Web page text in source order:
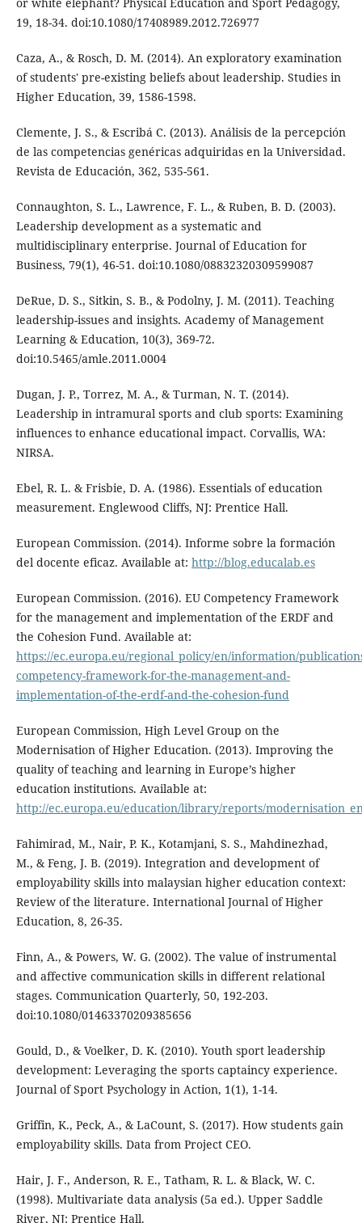
19, 18-34. doi:10.1080/17408989.2012.726977
Caza, A., & Rosch, D. M. (2014). An exploratory examination
of students' pre-existing beliefs about leadership. Studies in
Higher Education, 39, 1586-1598.
Clemente, J. S., & Escribá C. (2013). Análisis de la percepción
de las competencias genéricas adquiridas en la Universidad.
Revista de Educación, 362, 535-561.
Connaughton, S. L., Lawrence, F. L., & Ruben, B. D. (2003).
Leadership development as a systematic and
multidisciplinary enterprise. Journal of Education for
Business, 79(1), 46-51. doi:10.1080/08832320309599087
DeRue, D. S., Sitkin, S. B., & Podolny, J. M. (2011). Teaching
leadership-issues and insights. Academy of Management
Learning & Education, 10(3), 369-72.
doi:10.5465/amle.2011.0004
Dugan, J. P., Torrez, M. A., & Turman, N. T. (2014).
Leadership in intramural sports and club sports: Examining
influences to enhance educational impact. Corvallis, WA:
NIRSA.
Ebel, R. L. & Frisbie, D. A. (1986). Essentials of education
measurement. Englewood Cliffs, NJ: Prentice Hall.
European Commission. (2014). Informe sobre la formación
del docente eficaz. Available at: http://blog.educalab.es
European Commission. (2016). EU Competency Framework
for the management and implementation of the ERDF and
the Cohesion Fund. Available at:
https://ec.europa.eu/regional_policy/en/information/
competency-framework-for-the-management-and-
implementation-of-the-erdf-and-the-cohesion-fund
European Commission, High Level Group on the
Modernisation of Higher Education. (2013). Improving the
quality of teaching and learning in Europe’s higher
education institutions. Available at:
http://ec.europa.eu/education/library/reports/
Fahimirad, M., Nair, P. K., Kotamjani, S. S., Mahdinezhad,
M., & Feng, J. B. (2019). Integration and development of
employability skills into malaysian higher education context:
Review of the literature. International Journal of Higher
Education, 8, 26-35.
Finn, A., & Powers, W. G. (2002). The value of instrumental
and affective communication skills in different relational
stages. Communication Quarterly, 50, 192-203.
doi:10.1080/01463370209385656
Gould, D., & Voelker, D. K. (2010). Youth sport leadership
development: Leveraging the sports captaincy experience.
Journal of Sport Psychology in Action, 1(1), 1-14.
Griffin, K., Peck, A., & LaCount, S. (2017). How students gain
employability skills. Data from Project CEO.
Hair, J. F., Anderson, R. E., Tatham, R. L. & Black, W. C.
(1998). Multivariate data analysis (5a ed.). Upper Saddle
River, NJ: Prentice Hall.